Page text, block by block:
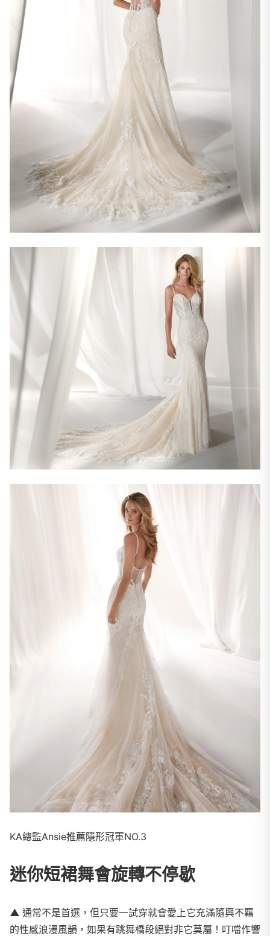
KA總監Ansie推薦隱形冠軍NO.3
迷你短裙舞會旋轉不停歇
▲ 通常不是首選，但只要一試穿就會愛上它充滿隨興不羈
的性感浪漫風韻，如果有跳舞橋段絕對非它莫屬！叮噹作響